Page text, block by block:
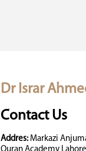
Dr Israr
Contact Us
Addres:Markazi